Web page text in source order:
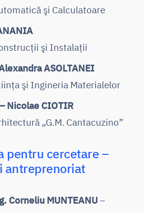
şi Calculatoare
şi Instalaţii
ASOLTANEI
şi Ingineria Materialelor
Nicolae CIOTIR
„G.M. Cantacuzino”
pentru cercetare –
antreprenoriat
Corneliu MUNTEANU–